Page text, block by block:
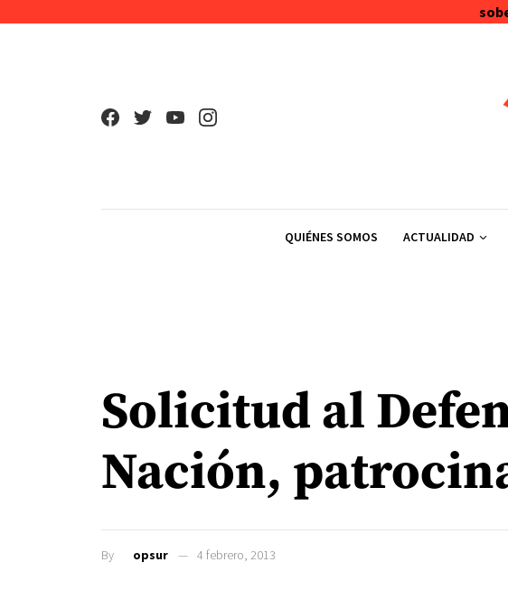
QUIÉNES SOMOS ACTUALIDAD
Solicitud al
Nación,
By opsur 4 febrero, 2013